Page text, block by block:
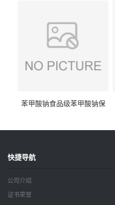
苯甲酸钠食品级苯甲酸钠保
快捷导航
公司介绍
证书荣誉